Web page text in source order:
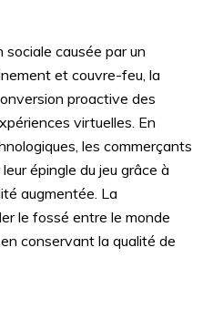
causée par un
et couvre-feu, la
proactive des
virtuelles. En
les commerçants
épingle du jeu grâce à
augmentée. La
le fossé entre le monde
conservant la qualité de